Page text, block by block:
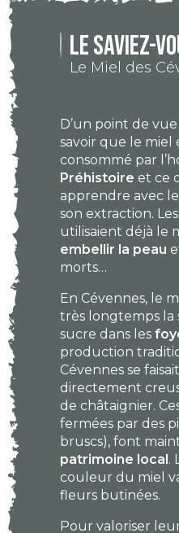
Le saviez-
Le Miel des
D’un point de
savoir que le miel
consommé par
Préhistoire et ce
apprendre avec
son extraction.
utilisaient déjà le
embellir la peau
morts…
En Cévennes, le
très longtemps la
sucre dans les
production
Cévennes se
directement
de châtaignier.
fermées par des
bruscs), font
patrimoine local.
couleur du miel
fleurs butinées.
Pour valoriser